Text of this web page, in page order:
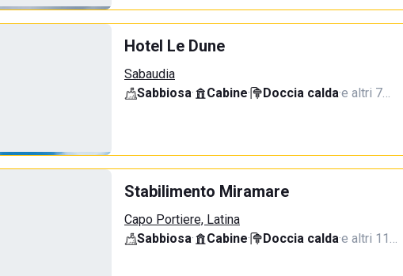
Hotel Le Dune
Sabaudia
Sabbiosa· Cabine· Doccia calda·e altri 7…
Stabilimento Miramare
Capo Portiere, Latina
Sabbiosa· Cabine· Doccia calda·e altri 11…